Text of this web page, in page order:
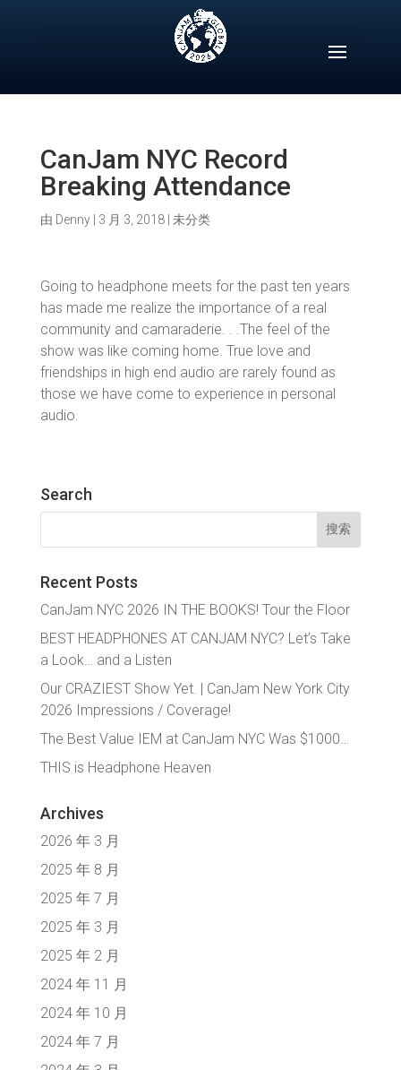
CanJam NYC Record
Breaking Attendance
由 Denny| 3 月 3, 2018| 未分类
Going to headphone meets for the past ten years
has made me realize the importance of a real
community and camaraderie. . .The feel of the
show was like coming home. True love and
friendships in high end audio are rarely found as
those we have come to experience in personal
audio.
Search
搜
Recent Posts
CanJam NYC 2026 IN THE BOOKS! Tour the Floor
BEST HEADPHONES AT CANJAM NYC? Let’s Take
a Look… and a Listen
Our CRAZIEST Show Yet. | CanJam New York City
2026 Impressions / Coverage!
The Best Value IEM at CanJam NYC Was $1000…
THIS is Headphone Heaven
Archives
2026 年 3 月
2025 年 8 月
2025 年 7 月
2025 年 3 月
2025 年 2 月
2024 年 11 月
2024 年 10 月
2024 年 7 月